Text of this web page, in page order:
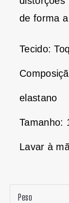
de forma
Tecido:
elastano
Tamanho:
Lavar à
Peso